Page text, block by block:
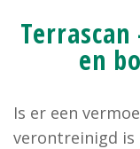
en
Is er een
verontreinigd